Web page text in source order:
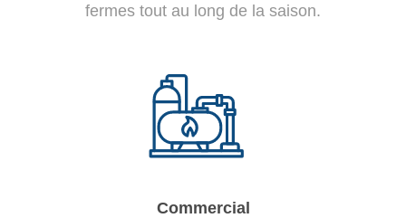
fermes tout au long de la saison.
Commercial